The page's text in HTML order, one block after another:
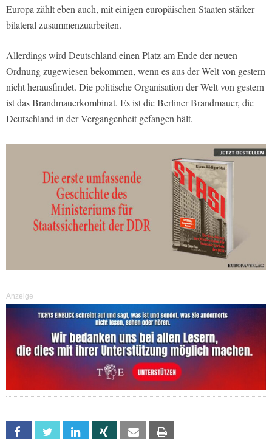
Europa zählt eben auch, mit einigen europäischen Staaten stärker
bilateral zusammenzuarbeiten.
Allerdings wird Deutschland einen Platz am Ende der neuen
Ordnung zugewiesen bekommen, wenn es aus der Welt von gestern
nicht herausfindet. Die politische Organisation der Welt von gestern
ist das Brandmauerkombinat. Es ist die Berliner Brandmauer, die
Deutschland in der Vergangenheit gefangen hält.
Anzeige
Facebook Twitter Linkedin Xing Email